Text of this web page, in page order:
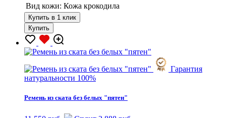
Вид кожи: Кожа крокодила
Купить в 1 клик
Купить
Гарантия
натуральности 100%
Ремень из ската без белых "пятен"